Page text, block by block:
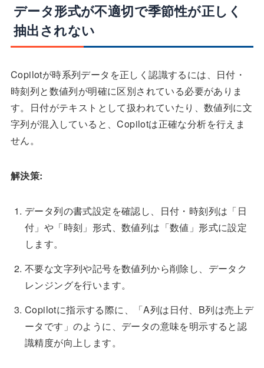
データ形式が不適切で季節性が正しく
抽出されない
Copilotが時系列データを正しく認識するには、日付・
時刻列と数値列が明確に区別されている必要がありま
す。日付がテキストとして扱われていたり、数値列に文
字列が混入していると、Copilotは正確な分析を行えま
せん。
解決策:
データ列の書式設定を確認し、日付・時刻列は「日
付」や「時刻」形式、数値列は「数値」形式に設定
します。
不要な文字列や記号を数値列から削除し、データク
レンジングを行います。
Copilotに指示する際に、「A列は日付、B列は売上デ
ータです」のように、データの意味を明示すると認
識精度が向上します。